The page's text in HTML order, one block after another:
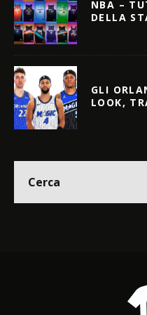
NBA –
DELLA
GLI
LOOK,